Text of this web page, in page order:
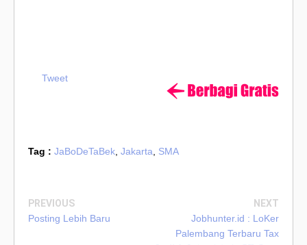
Tweet
Tag : JaBoDeTaBek, Jakarta, SMA
PREVIOUS
Posting Lebih Baru
NEXT
Jobhunter.id : LoKer
Palembang Terbaru Tax